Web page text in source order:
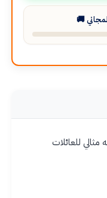
🚚
إنه مثالي للعائلات